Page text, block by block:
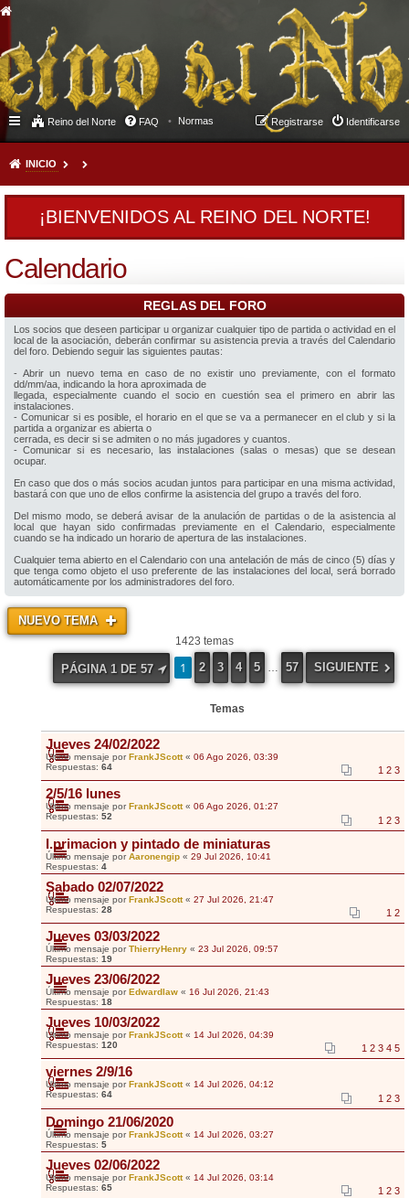
Reino del Norte FAQ Normas Identificarse
Registrarse
INICIO
¡BIENVENIDOS AL REINO DEL NORTE!
Calendario
REGLAS DEL FORO
Los socios que deseen participar u organizar cualquier tipo de partida o actividad en el
local de la asociación, deberán confirmar su asistencia previa a través del Calendario
del foro. Debiendo seguir las siguientes pautas:
- Abrir un nuevo tema en caso de no existir uno previamente, con el formato
dd/mm/aa, indicando la hora aproximada de
llegada, especialmente cuando el socio en cuestión sea el primero en abrir las
instalaciones.
- Comunicar si es posible, el horario en el que se va a permanecer en el club y si la
partida a organizar es abierta o
cerrada, es decir si se admiten o no más jugadores y cuantos.
- Comunicar si es necesario, las instalaciones (salas o mesas) que se desean
ocupar.
En caso que dos o más socios acudan juntos para participar en una misma actividad,
bastará con que uno de ellos confirme la asistencia del grupo a través del foro.
Del mismo modo, se deberá avisar de la anulación de partidas o de la asistencia al
local que hayan sido confirmadas previamente en el Calendario, especialmente
cuando se ha indicado un horario de apertura de las instalaciones.
Cualquier tema abierto en el Calendario con una antelación de más de cinco (5) días y
que tenga como objeto el uso preferente de las instalaciones del local, será borrado
automáticamente por los administradores del foro.
NUEVO TEMA
1423 temas
PÁGINA 1 DE 57 1 2 3 4 5 … 57 SIGUIENTE
Temas
Jueves 24/02/2022
Último mensaje porFrankJScott« 06 Ago 2026, 03:39
Respuestas: 64 1 2 3
2/5/16 lunes
Último mensaje por FrankJScott« 06 Ago 2026, 01:27
Respuestas: 52 1 2 3
I.primacion y pintado de miniaturas
Último mensaje porAaronengip « 29 Jul 2026, 10:41
Respuestas: 4
Sabado 02/07/2022
Último mensaje porFrankJScott« 27 Jul 2026, 21:47
Respuestas: 28 1 2
Jueves 03/03/2022
Último mensaje porThierryHenry « 23 Jul 2026, 09:57
Respuestas: 19
Jueves 23/06/2022
Último mensaje porEdwardlaw « 16 Jul 2026, 21:43
Respuestas: 18
Jueves 10/03/2022
Último mensaje porFrankJScott« 14 Jul 2026, 04:39
Respuestas: 120 1 2 3 4 5
viernes 2/9/16
Último mensaje por FrankJScott« 14 Jul 2026, 04:12
Respuestas: 64 1 2 3
Domingo 21/06/2020
Último mensaje porFrankJScott« 14 Jul 2026, 03:27
Respuestas: 5
Jueves 02/06/2022
Último mensaje porFrankJScott« 14 Jul 2026, 03:14
Respuestas: 65 1 2 3